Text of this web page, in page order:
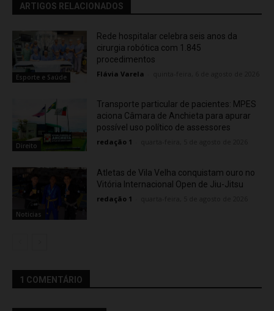
ARTIGOS RELACIONADOS
Esporte e Saúde
Rede hospitalar celebra seis anos da
cirurgia robótica com 1.845
procedimentos
Flávia Varela
Direito
Transporte particular de pacientes: MPES
aciona Câmara de Anchieta para apurar
possível uso político de assessores
redação 1
Noticias
Atletas de Vila Velha conquistam ouro no
Vitória Internacional Open de Jiu-Jitsu
redação 1
1 COMENTÁRIO